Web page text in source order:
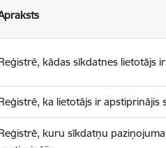
kādas sīkdatnes lietotājs
ka lietotājs ir apstiprinājis
kuru sīkdatņu